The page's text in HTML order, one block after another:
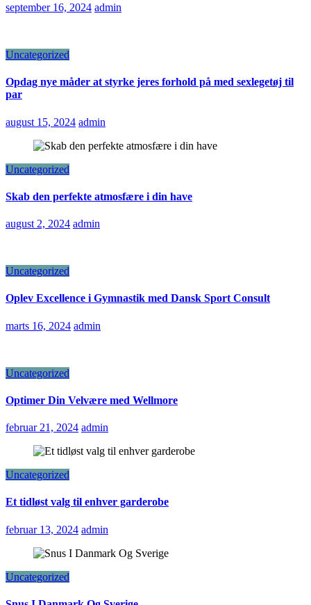
september 16, 2024 admin
Uncategorized
Opdag nye måder at styrke jeres forhold på med sexlegetøj til
par
august 15, 2024 admin
Uncategorized
Skab den perfekte atmosfære i din have
august 2, 2024 admin
Uncategorized
Oplev Excellence i Gymnastik med Dansk Sport Consult
marts 16, 2024 admin
Uncategorized
Optimer Din Velvære med Wellmore
februar 21, 2024 admin
Uncategorized
Et tidløst valg til enhver garderobe
februar 13, 2024 admin
Uncategorized